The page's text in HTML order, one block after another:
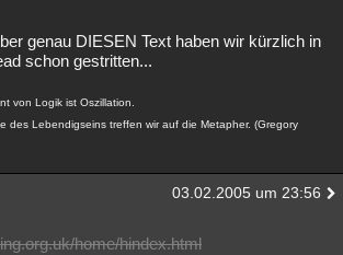
genau DIESEN Text haben wir kürzlich in
schon gestritten...
von Logik ist Oszillation.
des Lebendigseins treffen wir auf die Metapher. (Gregory
03.02.2005 um 23:56
home/hindex.html